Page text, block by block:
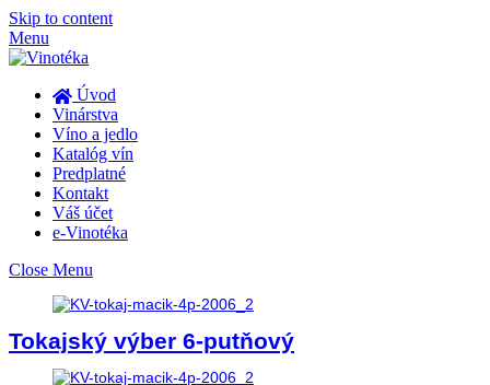
Skip to content
Menu
Úvod
Vinárstva
Víno a jedlo
Katalóg vín
Predplatné
Kontakt
Váš účet
e-Vinotéka
Close Menu
Tokajský výber 6-putňový